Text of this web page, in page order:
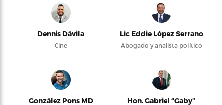
Dennis Dávila
Cine
Lic Eddie López Serrano
Abogado y analista político
González Pons MD
Hon. Gabriel “Gaby”